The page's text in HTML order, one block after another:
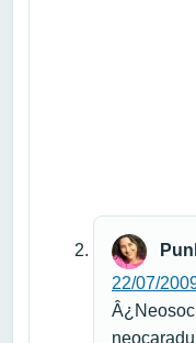
22/07/